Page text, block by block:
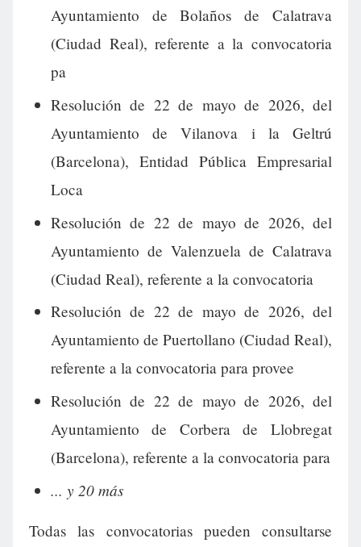
Ayuntamiento de Bolaños de Calatrava
(Ciudad Real), referente a la convocatoria
pa
Resolución de 22 de mayo de 2026, del
Ayuntamiento de Vilanova i la Geltrú
(Barcelona), Entidad Pública Empresarial
Loca
Resolución de 22 de mayo de 2026, del
Ayuntamiento de Valenzuela de Calatrava
(Ciudad Real), referente a la convocatoria
Resolución de 22 de mayo de 2026, del
Ayuntamiento de Puertollano (Ciudad Real),
referente a la convocatoria para provee
Resolución de 22 de mayo de 2026, del
Ayuntamiento de Corbera de Llobregat
(Barcelona), referente a la convocatoria para
... y 20 más
Todas las convocatorias pueden consultarse